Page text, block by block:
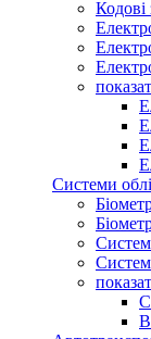
Кодові
Системи